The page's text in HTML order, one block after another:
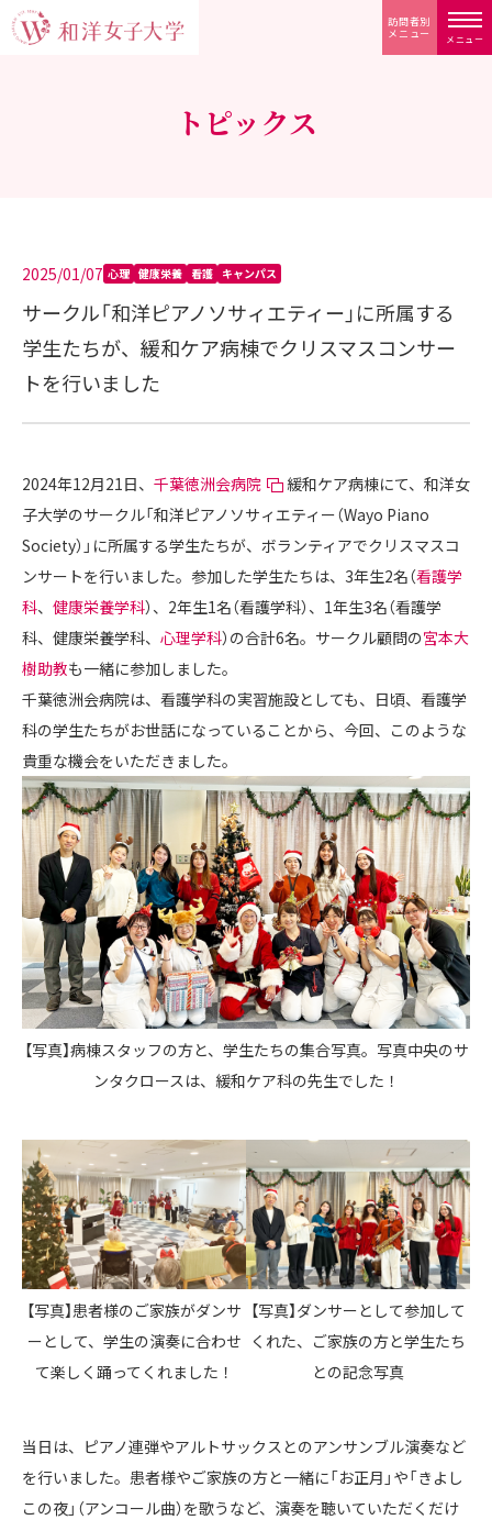
メニュー
訪問者別
メニュー
トピックス
2025/01/07 心理 健康栄養 看護 キャンパス
サークル「和洋ピアノソサィエティー」に所属する
学生たちが、緩和ケア病棟でクリスマスコンサー
トを行いました
2024年12月21日、 千葉徳洲会病院
緩和ケア病棟にて、和洋女
子大学のサークル「和洋ピアノソサィエティー（Wayo Piano
Society）」に所属する学生たちが、ボランティアでクリスマスコ
ンサートを行いました。参加した学生たちは、3年生2名（看護学
科、 健康栄養学科）、2年生1名（看護学科）、1年生3名（看護学
科、健康栄養学科、 心理学科）の合計6名。サークル顧問の宮本大
樹助教も一緒に参加しました。
千葉徳洲会病院は、看護学科の実習施設としても、日頃、看護学
科の学生たちがお世話になっていることから、今回、このような
貴重な機会をいただきました。
【写真】病棟スタッフの方と、学生たちの集合写真。写真中央のサ
ンタクロースは、緩和ケア科の先生でした！
【写真】患者様のご家族がダンサ
ーとして、学生の演奏に合わせ
て楽しく踊ってくれました！
【写真】ダンサーとして参加して
くれた、ご家族の方と学生たち
との記念写真
当日は、ピアノ連弾やアルトサックスとのアンサンブル演奏など
を行いました。患者様やご家族の方と一緒に「お正月」や「きよし
この夜」（アンコール曲）を歌うなど、演奏を聴いていただくだけ